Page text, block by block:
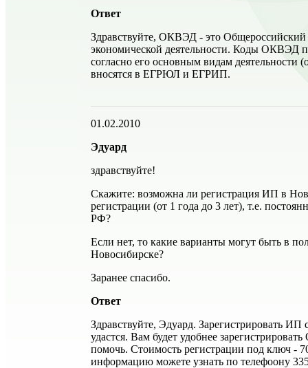
Ответ
Здравствуйте, ОКВЭД - это Общероссийский
экономической деятельности. Коды ОКВЭД
согласно его основным видам
вносятся в ЕГРЮЛ и ЕГРИП.
01.02.2010
Эдуард
здравствуйте!
Скажите: возможна ли регистрация ИП в
регистрации (от 1 года до 3 лет), т.е.
РФ?
Если нет, то какие варианты могут быть в
Новосибирске?
Заранее спасибо.
Ответ
Здравствуйте, Эдуард. Зарегистрировать
удастся. Вам будет удобнее
помочь. Стоимость регистрации под ключ -
информацию можете узнать по телефоону